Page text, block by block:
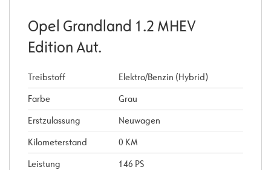
Opel Grandland 1.2 MHEV
Edition Aut.
Treibstoff
Elektro/Benzin (Hybrid)
Farbe
Grau
Erstzulassung
Neuwagen
Kilometerstand
0 KM
Leistung
146 PS